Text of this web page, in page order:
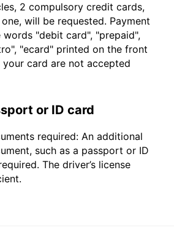
2 compulsory credit cards,
will be requested. Payment
"debit card", "prepaid",
"ecard" printed on the front
card are not accepted
or ID card
required: An additional
such as a passport or ID
The driver’s license